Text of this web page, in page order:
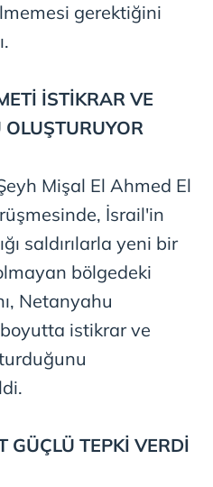
gerektiğini
İSTİKRAR VE
Mişal El Ahmed El
İsrail'in
saldırılarla yeni bir
bölgedeki
Netanyahu
istikrar ve
GÜÇLÜ TEPKİ VERDİ